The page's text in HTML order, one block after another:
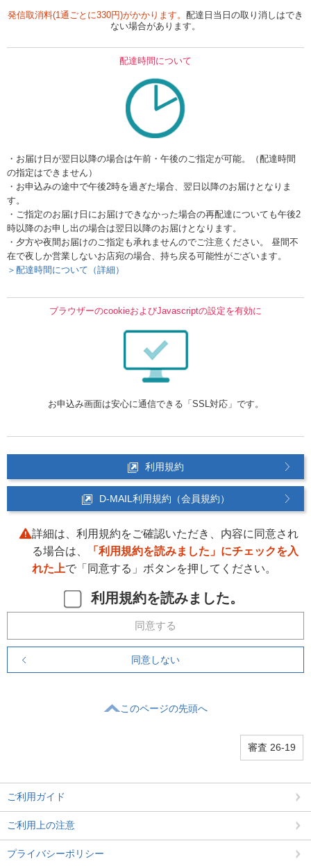
発信取消料(1通ごとに330円)がかかります。 配達日当日の取り消しはでき
ない場合があります。
配達時間について
・お届け日が翌日以降の場合は午前・午後のご指定が可能。（配達時間
の指定はできません）
・お申込みの途中で午後2時を過ぎた場合、翌日以降のお届けとなりま
す。
・ご指定のお届け日にお届けできなかった場合の再配達についても午後2
時以降のお申し出の場合は翌日以降のお届けとなります。
・夕方や夜間お届けのご指定も承れませんのでご注意ください。 昼間不
在で夜しか営業しないお店宛の場合、持ち戻る可能性がございます。
＞配達時間について（詳細）
ブラウザーのcookieおよびJavascriptの設定を有効に
お申込み画面は安心に通信できる「SSL対応」です。
利用規約
D-MAIL利用規約（会員規約）
詳細は、利用規約をご確認いただき、内容に同意され
る場合は、
「利用規約を読みました」にチェックを入
れた上で「同意する」ボタンを押してください。
利用規約を読みました。
同意する
同意しない
このページの先頭へ
審査 26-19
ご利用ガイド
ご利用上の注意
プライバシーポリシー